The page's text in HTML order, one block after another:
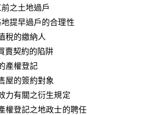
之土地過戶
提早過戶的合理性
稅的繳納人
賣契約的陷阱
產權登記
屋的簽約對象
力有關之衍生規定
權登記之地政士的聘任